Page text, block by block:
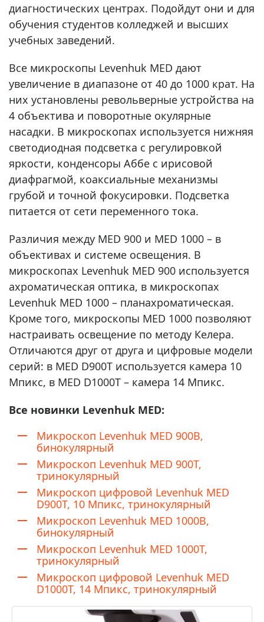
диагностических центрах. Подойдут они и для
обучения студентов колледжей и высших
учебных заведений.
Все микроскопы Levenhuk MED дают
увеличение в диапазоне от 40 до 1000 крат. На
них установлены револьверные устройства на
4 объектива и поворотные окулярные
насадки. В микроскопах используется нижняя
светодиодная подсветка с регулировкой
яркости, конденсоры Аббе с ирисовой
диафрагмой, коаксиальные механизмы
грубой и точной фокусировки. Подсветка
питается от сети переменного тока.
Различия между MED 900 и MED 1000 – в
объективах и системе освещения. В
микроскопах Levenhuk MED 900 используется
ахроматическая оптика, в микроскопах
Levenhuk MED 1000 – планахроматическая.
Кроме того, микроскопы MED 1000 позволяют
настраивать освещение по методу Келера.
Отличаются друг от друга и цифровые модели
серий: в MED D900T используется камера 10
Мпикс, в MED D1000T – камера 14 Мпикс.
Все новинки Levenhuk MED:
Микроскоп Levenhuk MED 900B,
бинокулярный
Микроскоп Levenhuk MED 900T,
тринокулярный
Микроскоп цифровой Levenhuk MED
D900T, 10 Мпикс, тринокулярный
Микроскоп Levenhuk MED 1000B,
бинокулярный
Микроскоп Levenhuk MED 1000T,
тринокулярный
Микроскоп цифровой Levenhuk MED
D1000T, 14 Мпикс, тринокулярный